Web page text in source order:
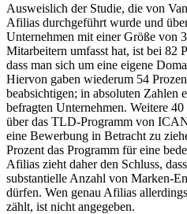
Ausweislich der Studie, die von
Afilias durchgeführt wurde und
Unternehmen mit einer Größe von
Mitarbeitern umfasst hat, ist bei 82
dass man sich um eine eigene
Hiervon gaben wiederum 54
beabsichtigen; in absoluten Zahlen
befragten Unternehmen. Weitere
über das TLD-Programm von
eine Bewerbung in Betracht zu
Prozent das Programm für eine
Afilias zieht daher den Schluss,
substantielle Anzahl von Marken-
dürfen. Wen genau Afilias
zählt, ist nicht angegeben.